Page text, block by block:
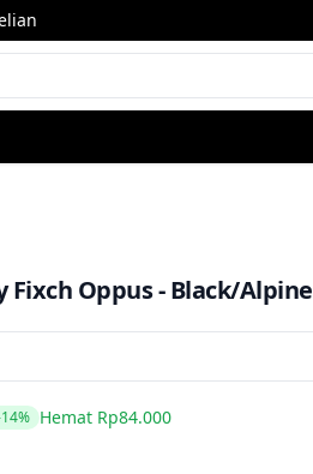
Fixch Oppus - Black/Alpine
Hemat Rp84.000